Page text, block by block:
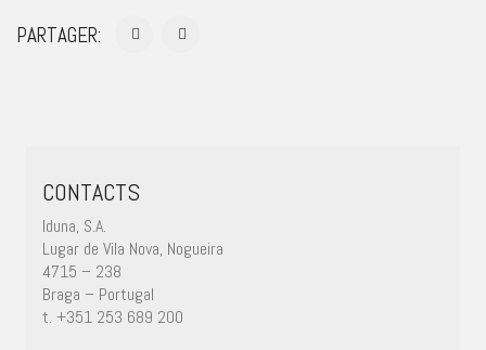
PARTAGER:
CONTACTS
Iduna, S.A.
Lugar de Vila Nova, Nogueira
4715 – 238
Braga – Portugal
t. +351 253 689 200